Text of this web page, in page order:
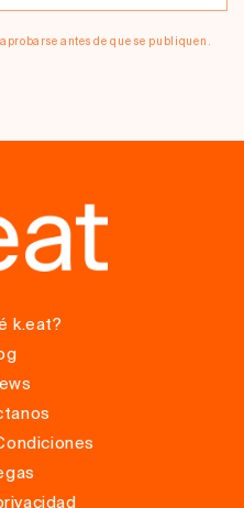
antes de que se publiquen.
k.eat?